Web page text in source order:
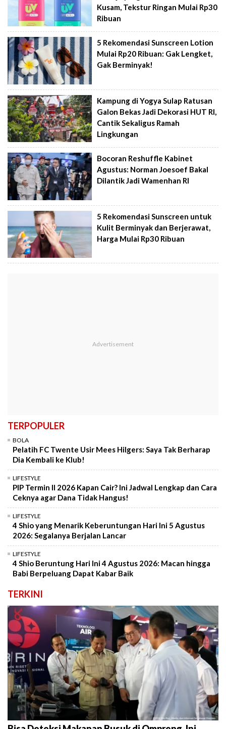
Kusam, Tekstur Ringan Mulai Rp30
Ribuan
5 Rekomendasi Sunscreen Lotion
Mulai Rp20 Ribuan: Gak Lengket,
Gak Berminyak!
Kampung di Yogya Sulap Ratusan
Galon Bekas Jadi Dekorasi HUT RI,
Cantik Sekaligus Ramah
Lingkungan
Bocoran Reshuffle Kabinet
Agustus: Norman Joesoef Bakal
Dilantik Jadi Wamenhan RI
5 Rekomendasi Sunscreen untuk
Kulit Berminyak dan Berjerawat,
Harga Mulai Rp30 Ribuan
TERPOPULER
BOLA
Pelatih FC Twente Usir Mees Hilgers: Saya Tak Berharap
Dia Kembali ke Klub!
LIFESTYLE
PIP Termin II 2026 Kapan Cair? Ini Jadwal Lengkap dan Cara
Ceknya agar Dana Tidak Hangus!
LIFESTYLE
4 Shio yang Menarik Keberuntungan Hari Ini 5 Agustus
2026: Segalanya Berjalan Lancar
LIFESTYLE
4 Shio Beruntung Hari Ini 4 Agustus 2026: Macan hingga
Babi Berpeluang Dapat Kabar Baik
TERKINI